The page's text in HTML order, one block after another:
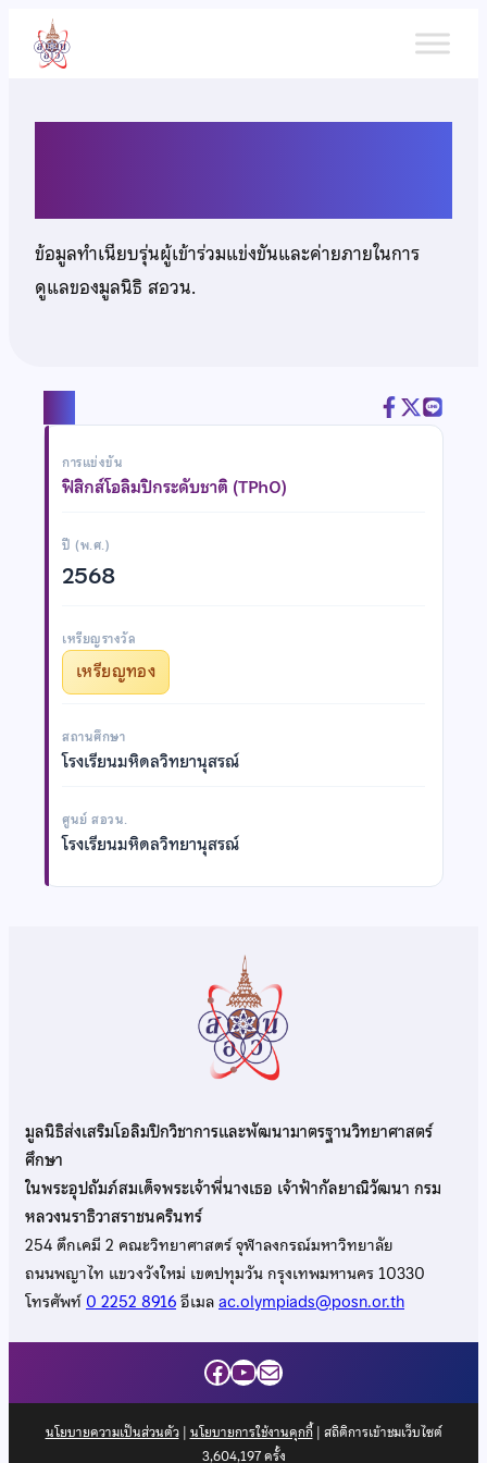
เนื้อหา
ข้อมูลทำเนียบรุ่นผู้เข้าร่วมแข่งขันและค่ายภายในการ
ดูแลของมูลนิธิ สอวน.
การแข่งขัน
ฟิสิกส์โอลิมปิกระดับชาติ (TPhO)
ปี (พ.ศ.)
2568
เหรียญรางวัล
เหรียญทอง
สถานศึกษา
โรงเรียนมหิดลวิทยานุสรณ์
ศูนย์ สอวน.
โรงเรียนมหิดลวิทยานุสรณ์
มูลนิธิส่งเสริมโอลิมปิกวิชาการและพัฒนามาตรฐานวิทยาศาสตร์
ศึกษา
ในพระอุปถัมภ์สมเด็จพระเจ้าพี่นางเธอ เจ้าฟ้ากัลยาณิวัฒนา กรม
หลวงนราธิวาสราชนครินทร์
254 ตึกเคมี 2 คณะวิทยาศาสตร์ จุฬาลงกรณ์มหาวิทยาลัย
ถนนพญาไท แขวงวังใหม่ เขตปทุมวัน กรุงเทพมหานคร 10330
โทรศัพท์0 2252 8916อีเมลac.olympiads@posn.or.th
Facebook
YouTube
Mail
นโยบายความเป็นส่วนตัว| นโยบายการใช้งานคุกกี้| สถิติการเข้าชมเว็บไซต์
3,604,197ครั้ง